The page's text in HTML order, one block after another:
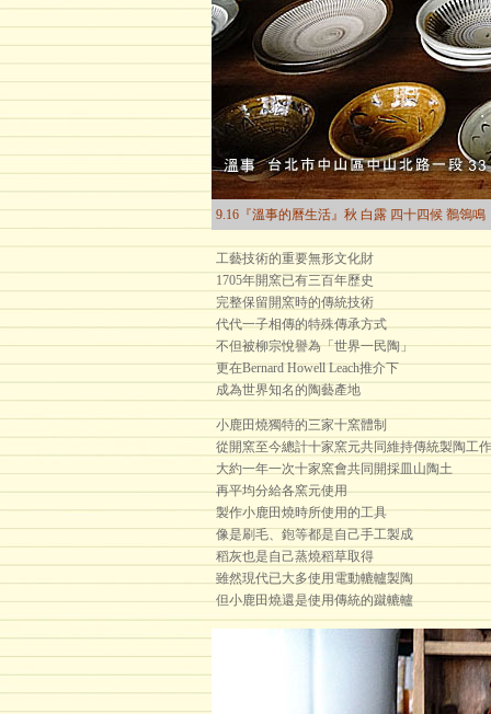
9.16『溫事的曆生活』秋 白露 四十四候 鶺鴒鳴
工藝技術的重要無形文化財
1705年開窯已有三百年歷史
完整保留開窯時的傳統技術
代代一子相傳的特殊傳承方式
不但被柳宗悅譽為「世界一民陶」
更在Bernard Howell Leach推介下
成為世界知名的陶藝產地
小鹿田燒獨特的三家十窯體制
從開窯至今總計十家窯元共同維持傳統製陶工作
大約一年一次十家窯會共同開採皿山陶土
再平均分給各窯元使用
製作小鹿田燒時所使用的工具
像是刷毛、鉋等都是自己手工製成
稻灰也是自己蒸燒稻草取得
雖然現代已大多使用電動轆轤製陶
但小鹿田燒還是使用傳統的蹴轆轤